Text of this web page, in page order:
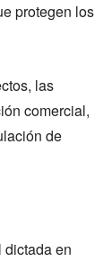
protegen los
las
comercial,
de
dictada en